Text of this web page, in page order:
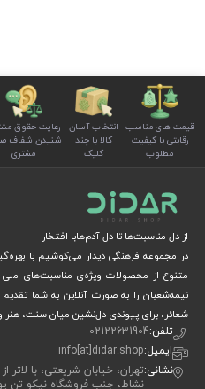
قیمت های مناسب
رقابتی با کیفیت
مطلوب
انتخاب آسان
کالا با چند
کلیک
رعایت حقوق
شنیدن شفاف
مشتری
از دل مناسبت‌ها تا دل آدم‌هابا افتخار
در مجموعه فرهنگی دیدار می‌کوشیم با
متنوع از محصولات ویژه‌ی مناسبت‌های
نیمه‌شعبان را به صورت آنلاین به شما
شعائر، برای پیوندی دل‌نشین میان سنت، هنر و
تلفن:02122631904
ایمیل:info[at]didar.shop
نشانی:تهران، خیابان شریعتی، با
نشاط، جنب فروشگاه نیکو تن پوش، پلاک